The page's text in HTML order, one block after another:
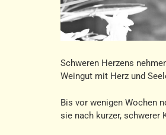
Schweren Herzens
Weingut mit Herz und
Bis vor wenigen Wochen
sie nach kurzer, schwerer